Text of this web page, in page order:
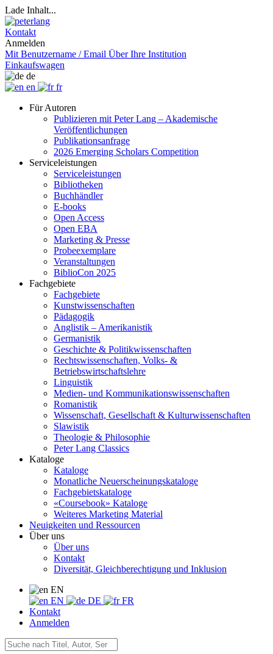
Lade Inhalt...
Kontakt
Anmelden
Mit Benutzername / Email Über Ihre Institution
Einkaufswagen
de
en
fr
Für Autoren
Publizieren mit Peter Lang – Akademische
Veröffentlichungen
Publikationsanfrage
2026 Emerging Scholars Competition
Serviceleistungen
Serviceleistungen
Bibliotheken
Buchhändler
E-books
Open Access
Open EBA
Marketing & Presse
Probeexemplare
Veranstaltungen
BiblioCon 2025
Fachgebiete
Fachgebiete
Kunstwissenschaften
Pädagogik
Anglistik – Amerikanistik
Germanistik
Geschichte & Politikwissenschaften
Rechtswissenschaften, Volks- &
Betriebswirtschaftslehre
Linguistik
Medien- und Kommunikationswissenschaften
Romanistik
Wissenschaft, Gesellschaft & Kulturwissenschaften
Slawistik
Theologie & Philosophie
Peter Lang Classics
Kataloge
Kataloge
Monatliche Neuerscheinungskataloge
Fachgebietskataloge
«Coursebook» Kataloge
Weiteres Marketing Material
Neuigkeiten und Ressourcen
Über uns
Über uns
Kontakt
Diversität, Gleichberechtigung und Inklusion
EN
EN
DE
FR
Kontakt
Anmelden